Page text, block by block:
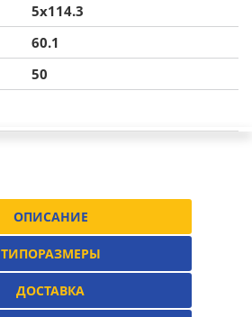
5x114.3
60.1
50
ОПИСАНИЕ
ТИПОРАЗМЕРЫ
ДОСТАВКА